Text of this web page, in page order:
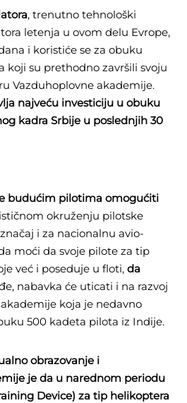
, trenutno tehnološki
letenja u ovom delu Evrope,
i koristiće se za obuku
koji su prethodno završili svoju
Vazduhoplovne akademije.
najveću investiciju u obuku
kadra Srbije u poslednjih 30
budućim pilotima omogućiti
okruženju pilotske
i za nacionalnu avio-
moći da svoje pilote za tip
već i poseduje u floti, da
nabavka će uticati i na razvoj
koja je nedavno
500 kadeta pilota iz Indije.
obrazovanje i
je da u narednom periodu
Device) za tip helikoptera